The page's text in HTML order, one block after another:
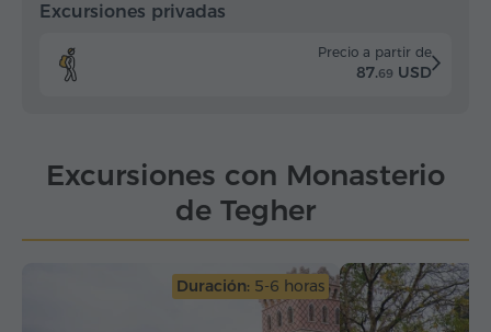
Excursiones privadas
Precio a partir de
87.69 USD
Excursiones con Monasterio
de Tegher
Duración: 5-6 horas